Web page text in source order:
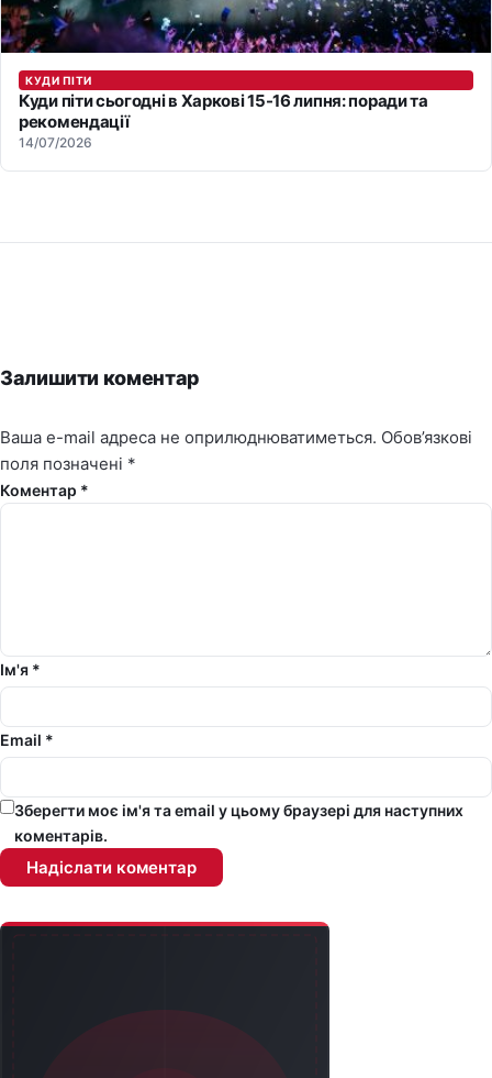
КУДИ ПІТИ
Куди піти сьогодні в Харкові 15-16 липня: поради та
рекомендації
14/07/2026
Залишити коментар
Ваша e-mail адреса не оприлюднюватиметься. Обов’язкові
поля позначені *
Коментар *
Ім'я *
Email *
Зберегти моє ім'я та email у цьому браузері для наступних
коментарів.